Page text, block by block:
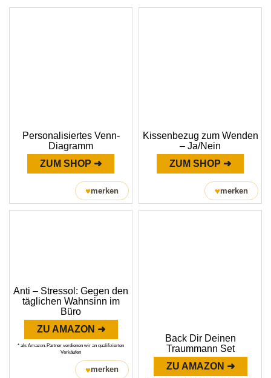
Personalisiertes Venn-
Diagramm
ZUM SHOP ➜
♥merken
Kissenbezug zum Wenden
– Ja/Nein
ZUM SHOP ➜
♥merken
Anti – Stressol: Gegen den
täglichen Wahnsinn im
Büro
ZU AMAZON ➜
* als Amazon-Partner verdienen wir an qualifizierten
Verkäufen
♥merken
Back Dir Deinen
Traummann Set
ZU AMAZON ➜